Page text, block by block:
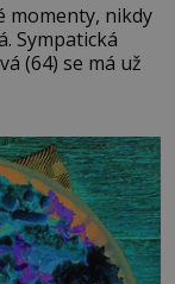
momenty, nikdy
(64) se má už